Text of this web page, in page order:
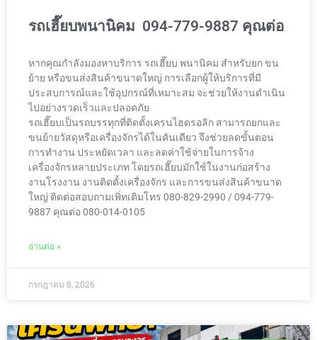
รถเฮี๊ยบพนานิคม 094-779-9887 คุณต่อ
หากคุณกำลังมองหาบริการ รถเฮี๊ยบ พนานิคม สำหรับยก ขน
ย้าย หรือขนส่งสินค้าขนาดใหญ่ การเลือกผู้ให้บริการที่มี
ประสบการณ์และใช้อุปกรณ์ที่เหมาะสม จะช่วยให้งานดำเนิน
ไปอย่างรวดเร็วและปลอดภัย
รถเฮี๊ยบเป็นรถบรรทุกที่ติดตั้งเครนไฮดรอลิก สามารถยกและ
ขนย้ายวัสดุหรือเครื่องจักรได้ในคันเดียว จึงช่วยลดขั้นตอน
การทำงาน ประหยัดเวลา และลดค่าใช้จ่ายในการจ้าง
เครื่องจักรหลายประเภท โดยรถเฮี๊ยบมักใช้ในงานก่อสร้าง
งานโรงงาน งานติดตั้งเครื่องจักร และการขนส่งสินค้าขนาด
ใหญ่ ติดต่อสอบถามเพิ่ทเติมโทร 080-829-2990 / 094-779-
9887 คุณต่อ 080-014-0105
อ่านต่อ »
กรกฎาคม 8, 2026